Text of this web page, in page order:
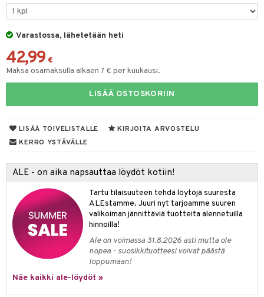
Varastossa, lähetetään heti
42,99 €
Maksa osamaksulla alkaen 7 € per kuukausi.
LISÄÄ OSTOSKORIIN
LISÄÄ TOIVELISTALLE
KIRJOITA ARVOSTELU
KERRO YSTÄVÄLLE
ALE - on aika napsauttaa löydöt kotiin!
Tartu tilaisuuteen tehdä löytöjä suuresta
ALEstamme. Juuri nyt tarjoamme suuren
valikoiman jännittäviä tuotteita alennetuilla
hinnoilla!
Ale on voimassa 31.8.2026 asti mutta ole
nopea - suosikkituotteesi voivat päästä
loppumaan!
Näe kaikki ale-löydöt »
Maustemyllyt
/ Outdoor
& Vihannesveitset
sisustus
tarvikkeita
koristelu